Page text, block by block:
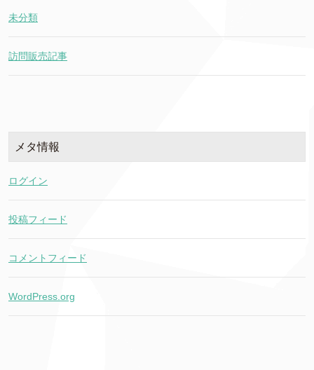
未分類
訪問販売記事
メタ情報
ログイン
投稿フィード
コメントフィード
WordPress.org